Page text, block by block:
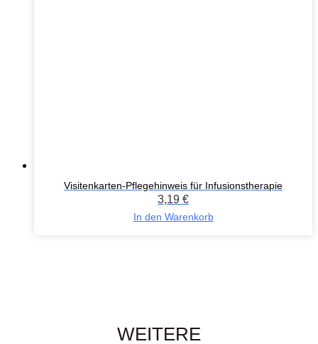
Visitenkarten-Pflegehinweis für Infusionstherapie
3,19 €
In den Warenkorb
WEITERE